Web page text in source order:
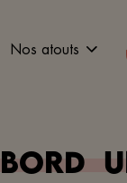
Nos atouts